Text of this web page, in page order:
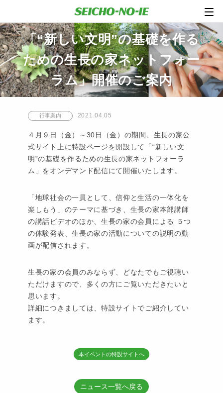
「“新しい文明”の基礎を作る
ための生長の家ネットフォー
ラム」開催のご案内
行事案内 2021.04.05
４月９日（金）～30日（金）の期間、生長の家公
式サイト上に特設ページを開設して「“新しい文
明”の基礎を作るための生長の家ネットフォーラ
ム」をオンデマンド配信にて開催いたします。
「地球社会の一員として、信仰と生活の一体化を
楽しもう」のテーマに基づき、生長の家本部講師
の講話ビデオのほか、生長の家の会員による ５つ
の体験発表、生長の家の活動についての説明の動
画が配信されます。
生長の家の会員のみならず、どなたでもご視聴い
ただけますので、多くの方にご覧いただきたいと
思います。
詳細につきましては、特設サイトでご紹介してい
ます。
本イベントの特設サイトへ
ニュース一覧へ戻る